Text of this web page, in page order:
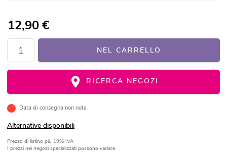
12,90€
NEL CARRELLO
RICERCA NEGOZI
Data di consegna non nota
Alternative disponibili
Prezzo di listino più 19% IVA
I prezzi nei negozi specializzati possono variare.